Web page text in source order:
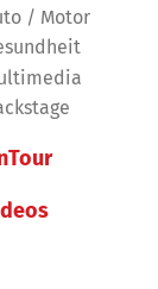
/ Motor